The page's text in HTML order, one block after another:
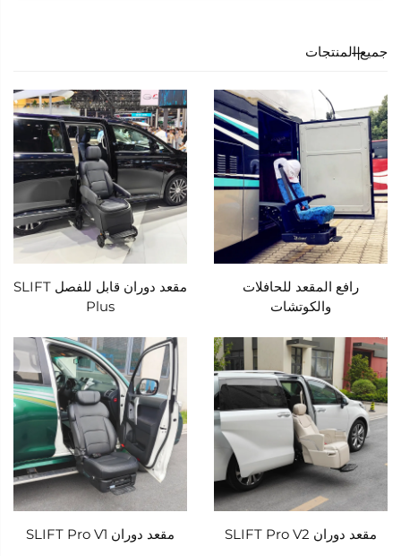
تتمحور تقنية مقعد الدوران من Xindertech حول آلية
كهربائية دقيقة للدوران والرفع، وهي إنجاز هندسي مصمم
للقضاء على عبء عمليات النقل الثانوية. على عكس
ملحقات الدوران اليدوية الثقيلة أو الحلول الجاهزة التي
تناسب الجميع، تعمل نظام Xindertech بدقة جراحية، حيث
تقوم بتمديد مقعد المركبة للخارج من داخل السيارة مع
خفضه بلطف إلى ارتفاع يتوافق مع الكراسي المتحركة أو
العكازات أو وضع الجلوس الطبيعي للمستخدم. يلغي هذا
أجسامهم أو رفع أنفسهم إلى داخل المركبة أو الاعتماد على
مقدمي الرعاية للمساعدة في النقل، وهي مهام قد تُسبب
إجهادًا للمفاصل أو عدم ارتياح أو حتى حوادث. بدلًا من ذلك،
يمكن للمستخدمين الجلوس بأمان على المقعد بينما لا يزال
خارج المركبة، مع وضع أقدامهم بثبات على الأرض أو
مدعومة بوسيلة التنقل الخاصة بهم، قبل أن تقوم الآلية
بتدوير المقعد ورفعه بسلاسة إلى داخل المركبة. تتم العملية
جميع المنتجات
رافع المقعد للحافلات
والكوتشات
مقعد دوران قابل للفصل SLIFT
Plus
مقعد دوران SLIFT Pro V2 مقعد دوران SLIFT Pro V1